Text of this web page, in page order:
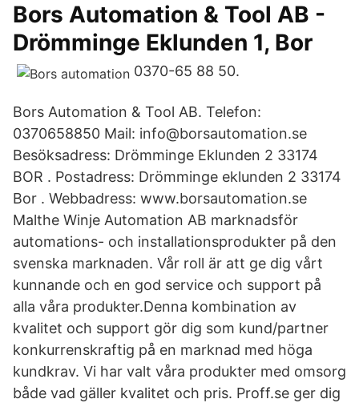
Bors Automation & Tool AB -
Drömminge Eklunden 1, Bor
0370-65 88 50.
Bors Automation & Tool AB. Telefon:
0370658850 Mail: info@borsautomation.se
Besöksadress: Drömminge Eklunden 2 33174
BOR . Postadress: Drömminge eklunden 2 33174
Bor . Webbadress: www.borsautomation.se
Malthe Winje Automation AB marknadsför
automations- och installationsprodukter på den
svenska marknaden. Vår roll är att ge dig vårt
kunnande och en god service och support på
alla våra produkter.Denna kombination av
kvalitet och support gör dig som kund/partner
konkurrenskraftig på en marknad med höga
kundkrav. Vi har valt våra produkter med omsorg
både vad gäller kvalitet och pris. Proff.se ger dig